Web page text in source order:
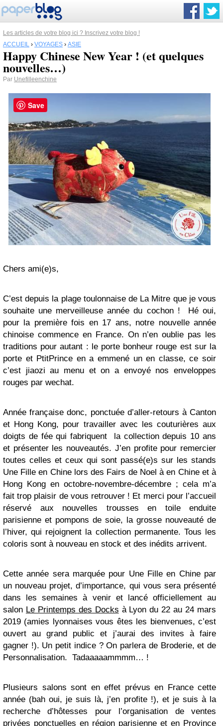
Les articles de votre blog ici ? Inscrivez votre blog !
ACCUEIL › VOYAGES › ASIE
Happy Chinese New Year ! (et quelques
nouvelles…)
Par Unefilleenchine
Chers ami(e)s,
C’est depuis la plage toulonnaise de La Mitre que je vous
souhaite une merveilleuse année du cochon ! Hé oui,
pour la première fois en 17 ans, notre nouvelle année
chinoise commence en France. On n’en oublie pas les
traditions pour autant : le porte bonheur rouge est sur la
porte et PtitPrince en a emmené un en classe, ce soir
c’est jiaozi au menu et on a envoyé nos enveloppes
rouges par wechat.
Année française donc, ponctuée d’aller-retours à Canton
et Hong Kong, pour travailler avec les couturières aux
doigts de fée qui fabriquent la collection depuis 10 ans
et présenter les nouveautés. J’en profite pour remercier
toutes celles et ceux qui sont passé(e)s sur les stands
Une Fille en Chine lors des Fairs de Noel à en Chine et à
Hong Kong en octobre-novembre-décembre ; cela m’a
fait trop plaisir de vous retrouver ! Et merci pour l’accueil
réservé aux nouvelles trousses en toile enduite
parisienne et pompons de soie, la grosse nouveauté de
l’hiver, qui rejoignent la collection permanente. Tous les
coloris sont à nouveau en stock et des inédits arrivent.
Cette année sera marquée pour Une Fille en Chine par
un nouveau projet, d’importance, qui vous sera présenté
dans les semaines à venir et lancé officiellement au
salon Le Printemps des Docks à Lyon du 22 au 24 mars
2019 (amies lyonnaises vous êtes les bienvenues, c’est
ouvert au grand public et j’aurai des invites à faire
gagner !). Un petit indice ? On parlera de Broderie, et de
Personnalisation. Tadaaaaammmm… !
Plusieurs salons sont en effet prévus en France cette
année (bah oui, je suis là, j’en profite !), et je suis à la
recherche d’hôtesses pour l’organisation de ventes
privées ponctuelles en région parisienne et en Province
Save